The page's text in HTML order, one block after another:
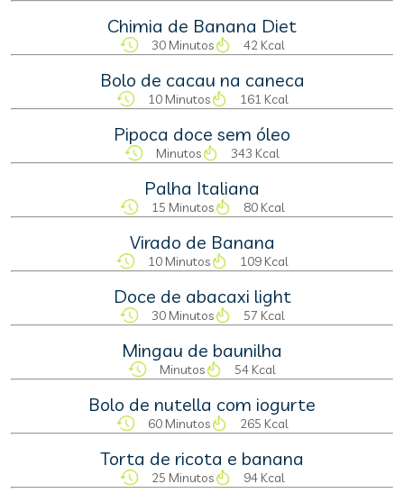
Chimia de Banana Diet
30 Minutos 42 Kcal
Bolo de cacau na caneca
10 Minutos 161 Kcal
Pipoca doce sem óleo
Minutos 343 Kcal
Palha Italiana
15 Minutos 80 Kcal
Virado de Banana
10 Minutos 109 Kcal
Doce de abacaxi light
30 Minutos 57 Kcal
Mingau de baunilha
Minutos 54 Kcal
Bolo de nutella com iogurte
60 Minutos 265 Kcal
Torta de ricota e banana
25 Minutos 94 Kcal